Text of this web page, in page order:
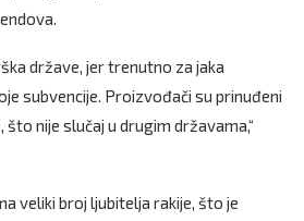
države, jer trenutno za jaka
subvencije. Proizvođači su prinuđeni
što nije slučaj u drugim državama,“
veliki broj ljubitelja rakije, što je